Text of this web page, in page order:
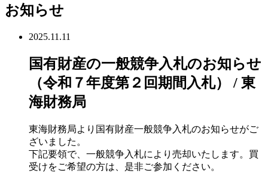
お知らせ
2025.11.11
国有財産の一般競争入札のお知らせ
（令和７年度第２回期間入札） / 東
海財務局
東海財務局より国有財産一般競争入札のお知らせがご
ざいました。
下記要領で、一般競争入札により売却いたします。買
受けをご希望の方は、是非ご参加ください。